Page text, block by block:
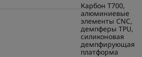
Карбон T700,
алюминиевые
элементы CNC,
демпферы TPU,
силиконовая
демпфирующая
платформа